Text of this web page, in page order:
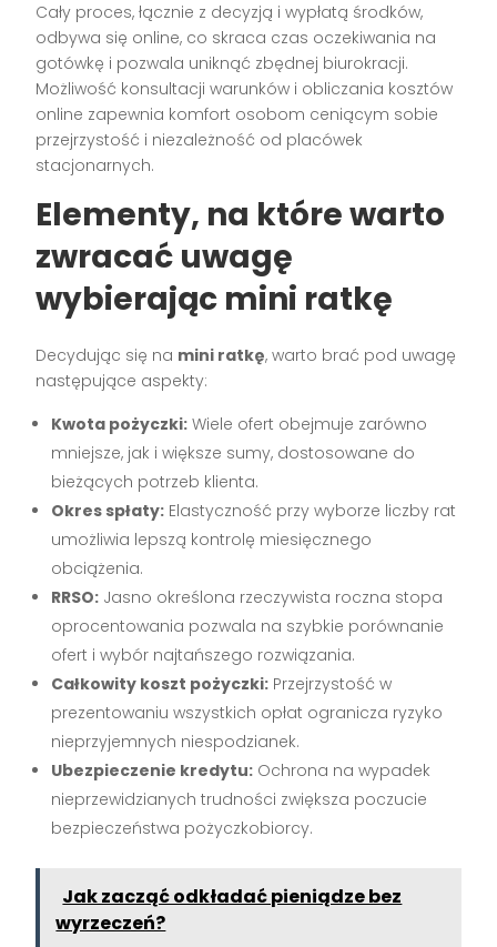
Cały proces, łącznie z decyzją i wypłatą środków,
odbywa się online, co skraca czas oczekiwania na
gotówkę i pozwala uniknąć zbędnej biurokracji.
Możliwość konsultacji warunków i obliczania kosztów
online zapewnia komfort osobom ceniącym sobie
przejrzystość i niezależność od placówek
stacjonarnych.
Elementy, na które warto
zwracać uwagę
wybierając mini ratkę
Decydując się na mini ratkę, warto brać pod uwagę
następujące aspekty:
Kwota pożyczki: Wiele ofert obejmuje zarówno
mniejsze, jak i większe sumy, dostosowane do
bieżących potrzeb klienta.
Okres spłaty: Elastyczność przy wyborze liczby rat
umożliwia lepszą kontrolę miesięcznego
obciążenia.
RRSO: Jasno określona rzeczywista roczna stopa
oprocentowania pozwala na szybkie porównanie
ofert i wybór najtańszego rozwiązania.
Całkowity koszt pożyczki: Przejrzystość w
prezentowaniu wszystkich opłat ogranicza ryzyko
nieprzyjemnych niespodzianek.
Ubezpieczenie kredytu: Ochrona na wypadek
nieprzewidzianych trudności zwiększa poczucie
bezpieczeństwa pożyczkobiorcy.
Jak zacząć odkładać pieniądze bez
wyrzeczeń?